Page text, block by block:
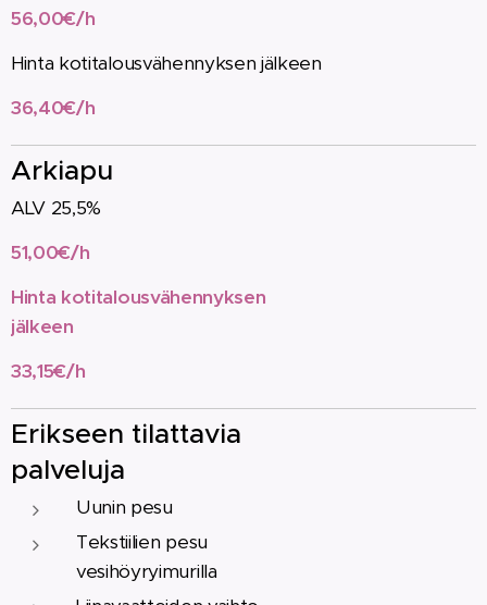
56,00€/h
Hinta kotitalousvähennyksen jälkeen
36,40€/h
Arkiapu
ALV 25,5%
51,00€/h
Hinta kotitalousvähennyksen
jälkeen
33,15€/h
Erikseen tilattavia
palveluja
Uunin pesu
Tekstiilien pesu
vesihöyryimurilla